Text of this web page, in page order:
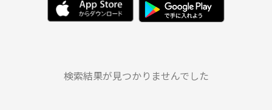
金
8/21
土
8/22
月
8/24
火
8/25
9/2 9/3 9/4 9/5 9/6
検索結果が見つかりませんでした